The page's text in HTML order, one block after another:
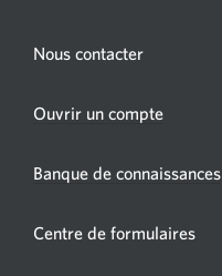
Nous contacter
Ouvrir un compte
Banque de connaissances
Centre de formulaires